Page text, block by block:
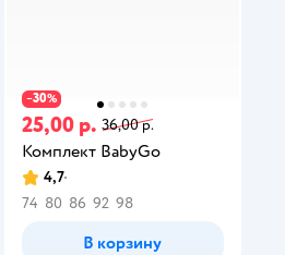
−30%
25,00 р. 36,00 р.
Комплект BabyGo
4,7
74 80 86 92 98
В корзину